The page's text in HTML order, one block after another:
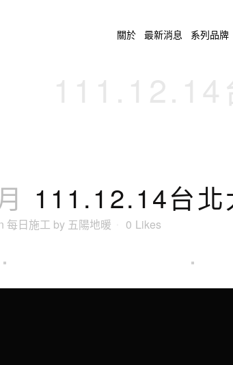
關於 最新消息 系列品牌
111.12.14台北
每日施工 by 五陽地暖 0 Likes